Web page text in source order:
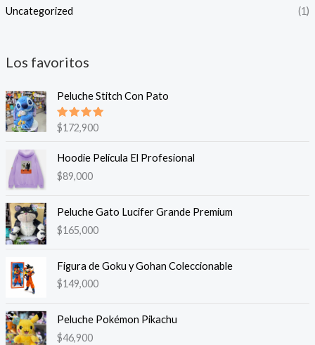
Uncategorized (1)
Los favoritos
Peluche Stitch Con Pato
Valorado
en
5.00
$172,900
Hoodie Película El Profesional
$89,000
Peluche Gato Lucifer Grande Premium
$165,000
Figura de Goku y Gohan Coleccionable
$149,000
Peluche Pokémon Pikachu
$46,900